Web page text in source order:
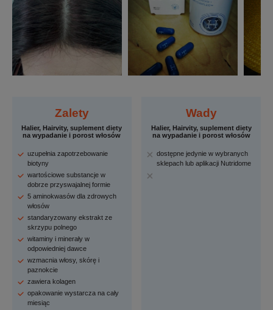
Zalety
Halier, Hairvity, suplement diety
na wypadanie i porost włosów
uzupełnia zapotrzebowanie
biotyny
wartościowe substancje w
dobrze przyswajalnej formie
5 aminokwasów dla zdrowych
włosów
standaryzowany ekstrakt ze
skrzypu polnego
witaminy i minerały w
odpowiedniej dawce
wzmacnia włosy, skórę i
paznokcie
zawiera kolagen
opakowanie wystarcza na cały
miesiąc
Wady
Halier, Hairvity, suplement diety
na wypadanie i porost włosów
dostępne jedynie w wybranych
sklepach lub aplikacji Nutridome